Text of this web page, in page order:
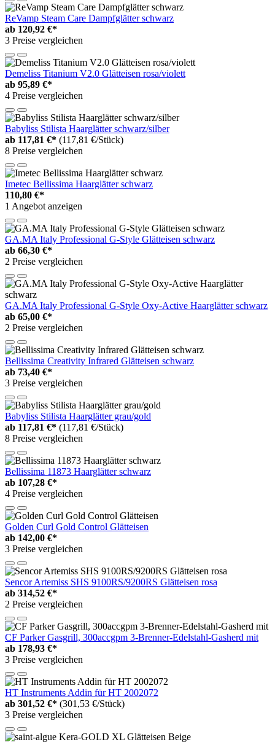
ReVamp Steam Care Dampfglätter schwarz
ab 120,92 €*
3 Preise vergleichen
Demeliss Titanium V2.0 Glätteisen rosa/violett
ab 95,89 €*
4 Preise vergleichen
Babyliss Stilista Haarglätter schwarz/silber
ab 117,81 €* (117,81 €/Stück)
8 Preise vergleichen
Imetec Bellissima Haarglätter schwarz
110,80 €*
1 Angebot anzeigen
GA.MA Italy Professional G-Style Glätteisen schwarz
ab 66,30 €*
2 Preise vergleichen
GA.MA Italy Professional G-Style Oxy-Active Haarglätter schwarz
ab 65,00 €*
2 Preise vergleichen
Bellissima Creativity Infrared Glätteisen schwarz
ab 73,40 €*
3 Preise vergleichen
Babyliss Stilista Haarglätter grau/gold
ab 117,81 €* (117,81 €/Stück)
8 Preise vergleichen
Bellissima 11873 Haarglätter schwarz
ab 107,28 €*
4 Preise vergleichen
Golden Curl Gold Control Glätteisen
ab 142,00 €*
3 Preise vergleichen
Sencor Artemiss SHS 9100RS/9200RS Glätteisen rosa
ab 314,52 €*
2 Preise vergleichen
CF Parker Gasgrill, 300accgpm 3-Brenner-Edelstahl-Gasherd mit
ab 178,93 €*
3 Preise vergleichen
HT Instruments Addin für HT 2002072
ab 301,52 €* (301,53 €/Stück)
3 Preise vergleichen